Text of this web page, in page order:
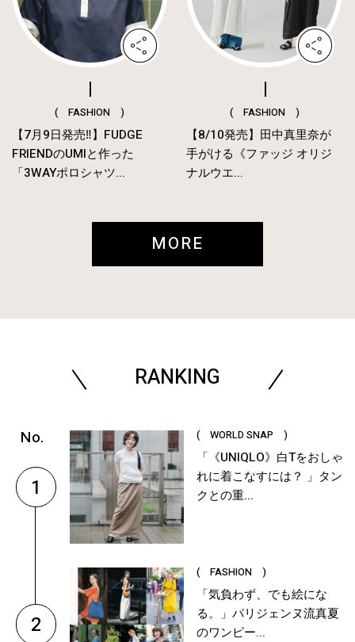
( FASHION )
【7月9日発売‼︎】FUDGE
FRIENDのUMIと作った
「3WAYポロシャツ...
( FASHION )
【8/10発売】田中真里奈が
手がける《ファッジ オリジ
ナルウエ...
MORE
RANKING
1
( WORLD SNAP )
「《UNIQLO》白Tをおしゃ
れに着こなすには？ 」タン
クとの重...
2
( FASHION )
「気負わず、でも絵にな
る。」パリジェンヌ流真夏
のワンピー...